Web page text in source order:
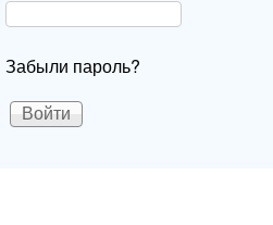
Забыли пароль?